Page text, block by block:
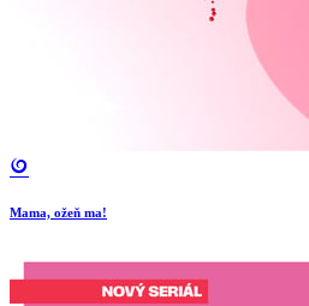
Mama, ožeň ma!